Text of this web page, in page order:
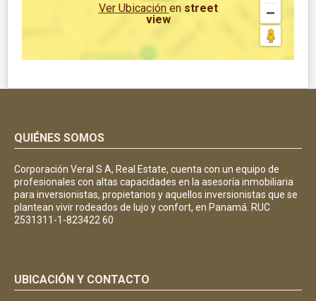
Ver Ubicación en street
view
QUIÉNES SOMOS
Corporación Veral S A, Real Estate, cuenta con un equipo de
profesionales con altas capacidades en la asesoría inmobiliaria
para inversionistas, propietarios y aquellos inversionistas que se
plantean vivir rodeados de lujo y confort, en Panamá. RUC
2531311-1-823422 60
UBICACIÓN Y CONTACTO